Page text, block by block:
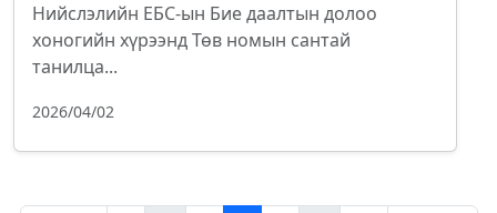
Нийслэлийн ЕБС-ын Бие даалтын долоо
хоногийн хүрээнд Төв номын сантай
танилца...
2026/04/02